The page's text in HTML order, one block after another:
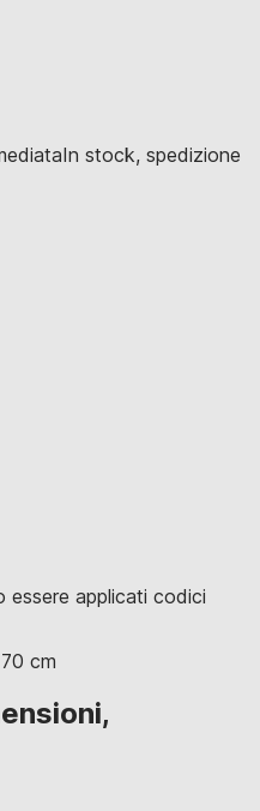
In stock, spedizione
essere applicati codici
cm